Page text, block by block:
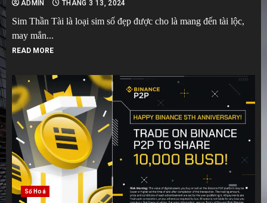
ADMIN THÁNG 3 13, 2024
Sim Thần Tài là loại sim số đẹp được cho là mang đến tài lộc,
may mắn...
READ MORE
Số Hoá